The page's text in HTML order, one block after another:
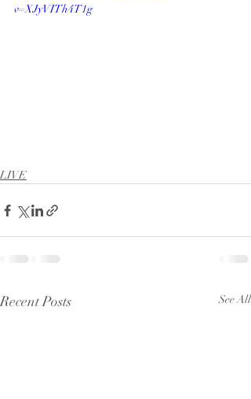
v=XJyVITh4T1g
LIVE
Recent Posts See All